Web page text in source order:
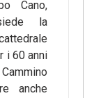
Cano,
la
i 60 anni
anche